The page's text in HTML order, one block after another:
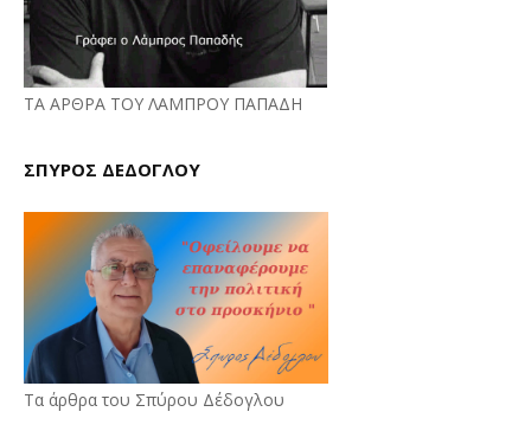
ΤΑ ΑΡΘΡΑ ΤΟΥ ΛΑΜΠΡΟΥ ΠΑΠΑΔΗ
ΣΠΥΡΟΣ ΔΕΔΟΓΛΟΥ
Τα άρθρα του Σπύρου Δέδογλου